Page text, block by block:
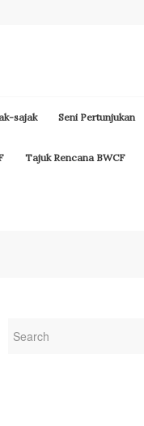
sajak Seni Pertunjukan
Tajuk Rencana BWCF